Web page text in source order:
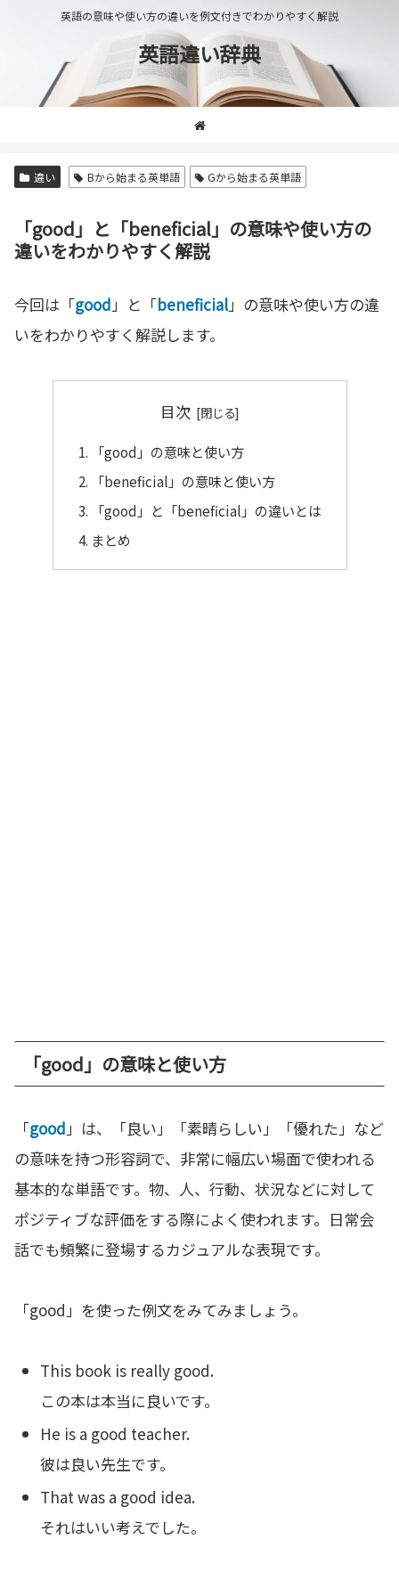
英語の意味や使い方の違いを例文付きでわかりやすく解説
英語違い辞典
違い Bから始まる英単語 Gから始まる英単語
「good」と「beneficial」の意味や使い方の
違いをわかりやすく解説
今回は「good」と「beneficial」の意味や使い方の違
いをわかりやすく解説します。
目次
「good」の意味と使い方
「beneficial」の意味と使い方
「good」と「beneficial」の違いとは
まとめ
「good」の意味と使い方
「good 」は、「良い」「素晴らしい」「優れた」など
の意味を持つ形容詞で、非常に幅広い場面で使われる
基本的な単語です。物、人、行動、状況などに対して
ポジティブな評価をする際によく使われます。日常会
話でも頻繁に登場するカジュアルな表現です。
「good」を使った例文をみてみましょう。
This book is really good.
この本は本当に良いです。
He is a good teacher.
彼は良い先生です。
That was a good idea.
それはいい考えでした。